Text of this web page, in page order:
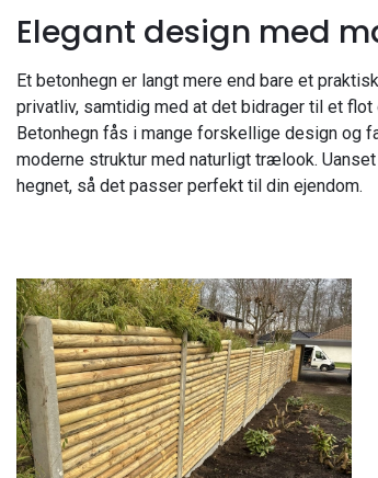
Elegant design med
Et betonhegn er langt mere end bare et
privatliv, samtidig med at det bidrager til et
Betonhegn fås i mange forskellige design og
moderne struktur med naturligt trælook.
hegnet, så det passer perfekt til din ejendom.